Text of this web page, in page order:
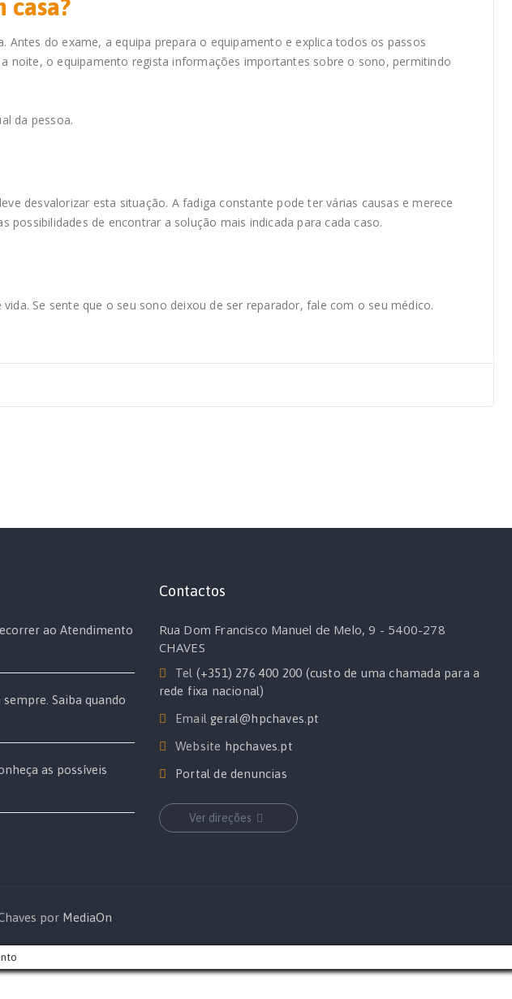
casa?
do exame, a equipa prepara o equipamento e explica todos os passos
noite, o equipamento regista informações importantes sobre o sono, permitindo
da pessoa.
desvalorizar esta situação. A fadiga constante pode ter várias causas e merece
de encontrar a solução mais indicada para cada caso.
Se sente que o seu sono deixou de ser reparador, fale com o seu médico.
ao Atendimento
Saiba quando
as possíveis
Contactos
Rua Dom Francisco Manuel de Melo, 9 - 5400-278
CHAVES
Tel (+351) 276 400 200 (custo de uma chamada para a
rede fixa nacional)
Emailgeral@hpchaves.pt
Website hpchaves.pt
Portal de denuncias
Ver direções
por MediaOn